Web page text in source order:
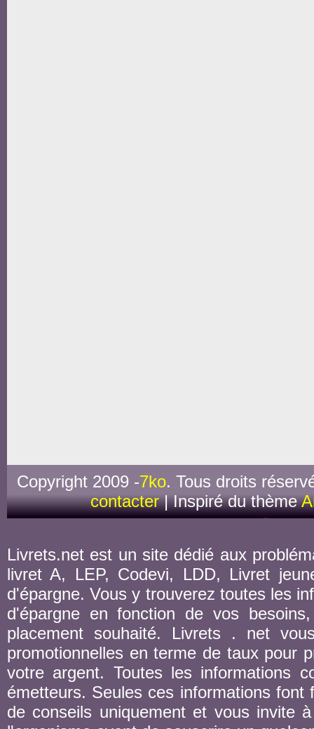
Copyright 2009 -7ko. Tous droits
contacter| Inspiré du thème
Livrets.net est un site dédié aux
livret A, LEP, Codevi, LDD, Livret
d'épargne. Vous y trouverez toutes les
d'épargne en fonction de vos
placement souhaité. Livrets . net
promotionnelles en terme de taux pour
votre argent. Toutes les informations
émetteurs. Seules ces informations
de conseils uniquement et vous invite